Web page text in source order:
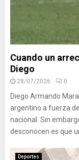
Cuando un
Diego
28/07/2026 0
Diego Armando
argentino a fuerza
nacional. Sin
desconocen es que
Deportes